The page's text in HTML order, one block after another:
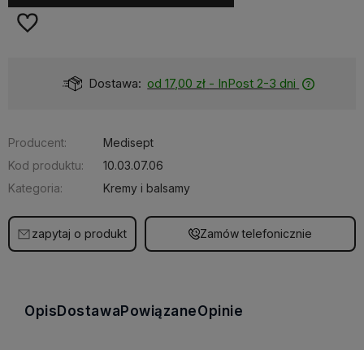
Dostępność: Dostępny
Producent:
Medisept
Kod produktu:
10.03.07.06
Kategoria:
Kremy i balsamy
zapytaj o produkt Zamów telefonicznie
Opis Dostawa PowiązaneOpinie